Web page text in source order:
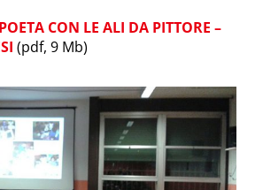
CON LE ALI DA PITTORE –
(pdf, 9 Mb)